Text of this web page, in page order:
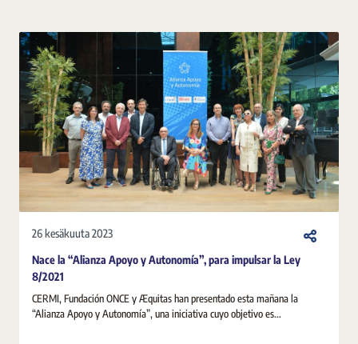
26 kesäkuuta 2023
Nace la “Alianza Apoyo y Autonomía”, para impulsar la Ley
8/2021
CERMI, Fundación ONCE y Æquitas han presentado esta mañana la
“Alianza Apoyo y Autonomía”, una iniciativa cuyo objetivo es...